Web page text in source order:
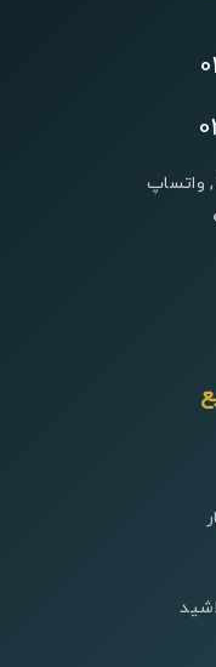
, واتساپ